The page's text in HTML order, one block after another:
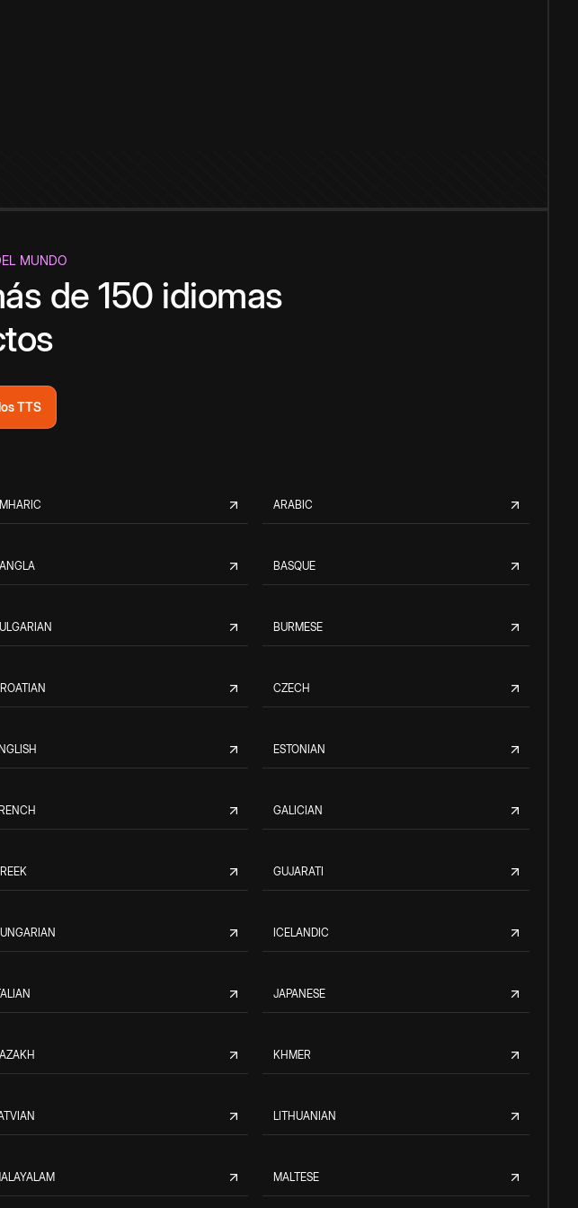
MUNDO
de 150 idiomas
TTS
ARABIC
BASQUE
BURMESE
CZECH
ESTONIAN
GALICIAN
GUJARATI
ICELANDIC
JAPANESE
KHMER
LITHUANIAN
MALTESE